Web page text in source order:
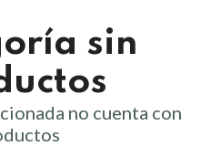
sin
no cuenta con